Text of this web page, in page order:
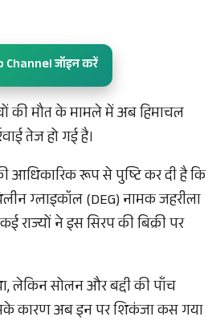
जॉइन करें
की मौत के मामले में अब हिमाचल
तेज हो गई है।
आधिकारिक रूप से पुष्टि कर दी है कि
ग्लाइकॉल (DEG) नामक जहरीला
राज्यों ने इस सिरप की बिक्री पर
लेकिन सोलन और बद्दी की पाँच
कारण अब इन पर शिकंजा कस गया